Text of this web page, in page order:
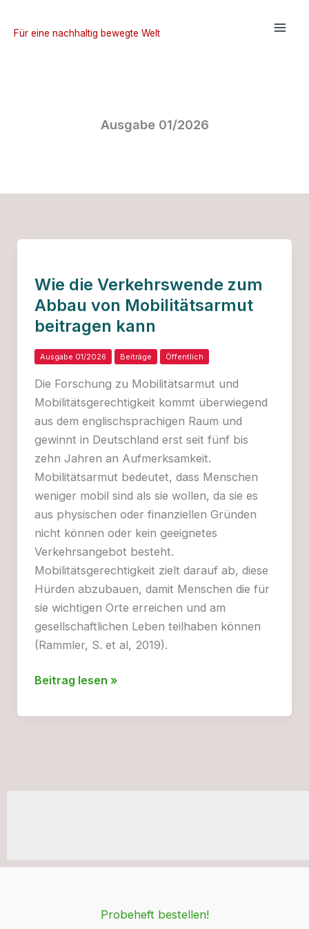
InhaltFür eine nachhaltig bewegte Welt
Ausgabe 01/2026
Wie die Verkehrswende zum
Abbau von Mobilitätsarmut
beitragen kann
Ausgabe 01/2026 Beiträge Öffentlich
Die Forschung zu Mobilitätsarmut und
Mobilitätsgerechtigkeit kommt überwiegend
aus dem englischsprachigen Raum und
gewinnt in Deutschland erst seit fünf bis
zehn Jahren an Aufmerksamkeit.
Mobilitätsarmut bedeutet, dass Menschen
weniger mobil sind als sie wollen, da sie es
aus physischen oder finanziellen Gründen
nicht können oder kein geeignetes
Verkehrsangebot besteht.
Mobilitätsgerechtigkeit zielt darauf ab, diese
Hürden abzubauen, damit Menschen die für
sie wichtigen Orte erreichen und am
gesellschaftlichen Leben teilhaben können
(Rammler, S. et al, 2019).
Wie
Verkehrswende
Beitrag lesen »
Probeheft bestellen!